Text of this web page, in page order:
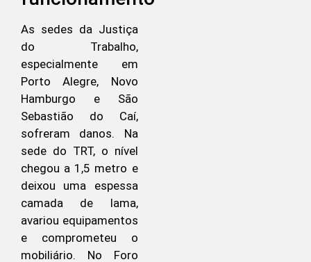
As sedes da Justiça
do Trabalho,
especialmente em
Porto Alegre, Novo
Hamburgo e São
Sebastião do Caí,
sofreram danos. Na
sede do TRT, o nível
chegou a 1,5 metro e
deixou uma espessa
camada de lama,
avariou equipamentos
e comprometeu o
mobiliário. No Foro